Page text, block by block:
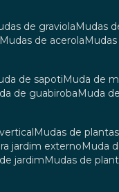
de graviola mudas
mudas de acerola
de sapoti muda de
de guabiroba muda
mudas de
jardim externo
jardim
mudas de